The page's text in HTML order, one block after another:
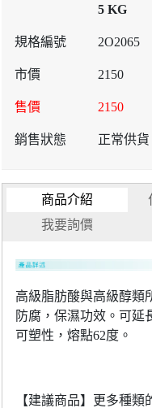
5 KG
2O2065
2150
2150
正常供貨
商品介紹
我要詢價
高級脂肪酸與高級醇類
防腐，保濕功效。可延
可塑性，熔點62度。
【建議商品】更多種類